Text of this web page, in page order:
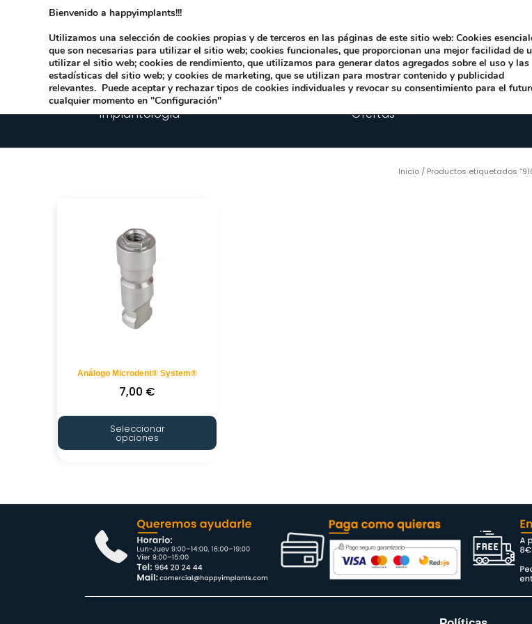
Dirección:
Implantologia Ofertas
Inicio/ Productos etiquetados
Análogo Microdent® System®
7,00 €
Seleccionar
opciones
Bienvenido a happyimplants!!!
Utilizamos una selección de cookies propias y de terceros en las páginas de este sitio web: Cookies
que son necesarias para utilizar el sitio web; cookies funcionales, que proporcionan una mejor facilidad de
utilizar el sitio web; cookies de rendimiento, que utilizamos para generar datos agregados sobre el uso y las
estadísticas del sitio web; y cookies de marketing, que se utilizan para mostrar contenido y publicidad
relevantes. Puede aceptar y rechazar tipos de cookies individuales y revocar su consentimiento para el
cualquier momento en "Configuración"